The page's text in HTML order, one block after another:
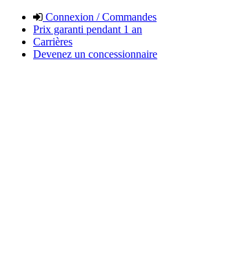
Connexion / Commandes
Prix garanti pendant 1 an
Carrières
Devenez un concessionnaire